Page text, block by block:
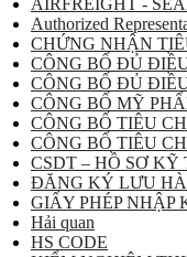
Authorized
CHỨNG NHẬN
CÔNG BỐ ĐỦ
CÔNG BỐ ĐỦ
CÔNG BỐ MỸ
CÔNG BỐ TIÊU
CÔNG BỐ TIÊU
CSDT – HỒ SƠ
ĐĂNG KÝ LƯU
GIẤY PHÉP NHẬP
Hải quan
HS CODE